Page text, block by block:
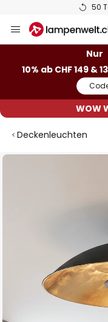
50
Inhalt
Nur
10% ab CHF 149 &
WOW
Deckenleuchten
Zum